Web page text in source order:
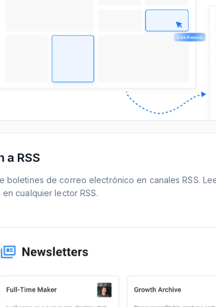
a RSS
boletines de correo electrónico en canales RSS.
cualquier lector RSS.